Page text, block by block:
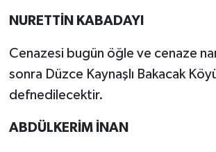
NURETTİN KABADAYI
Cenazesi bugün öğle ve cenaze
sonra Düzce Kaynaşlı Bakacak
defnedilecektir.
ABDÜLKERİM İNAN